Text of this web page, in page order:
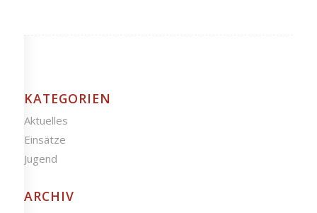
KATEGORIEN
Aktuelles
Einsätze
Jugend
ARCHIV